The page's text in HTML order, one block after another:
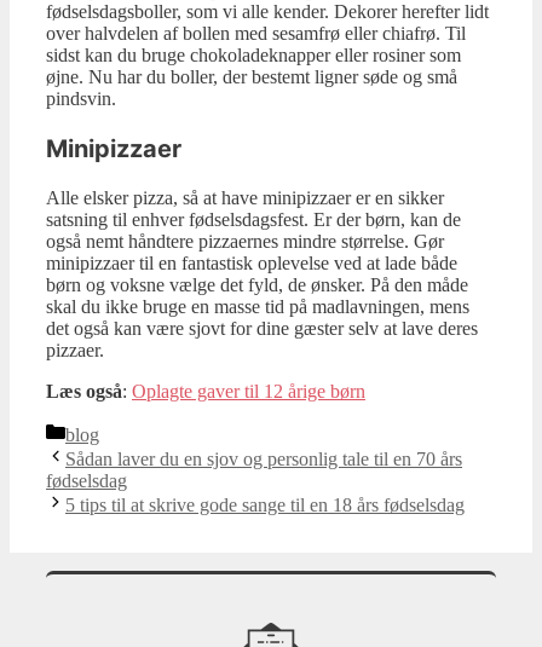
fødselsdagsboller, som vi alle kender. Dekorer herefter lidt
over halvdelen af bollen med sesamfrø eller chiafrø. Til
sidst kan du bruge chokoladeknapper eller rosiner som
øjne. Nu har du boller, der bestemt ligner søde og små
pindsvin.
Minipizzaer
Alle elsker pizza, så at have minipizzaer er en sikker
satsning til enhver fødselsdagsfest. Er der børn, kan de
også nemt håndtere pizzaernes mindre størrelse. Gør
minipizzaer til en fantastisk oplevelse ved at lade både
børn og voksne vælge det fyld, de ønsker. På den måde
skal du ikke bruge en masse tid på madlavningen, mens
det også kan være sjovt for dine gæster selv at lave deres
pizzaer.
Læs også: Oplagte gaver til 12 årige børn
Kategorier
blog
Sådan laver du en sjov og personlig tale til en 70 års
fødselsdag
5 tips til at skrive gode sange til en 18 års fødselsdag